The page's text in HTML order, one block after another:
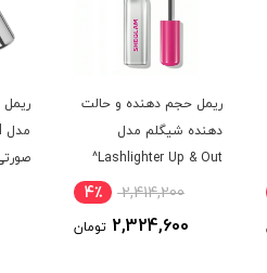
4٪
ریمل حجم دهنده کیکو
صورتی شماره 5^
6,772,400 3٪
6,591,900 تومان